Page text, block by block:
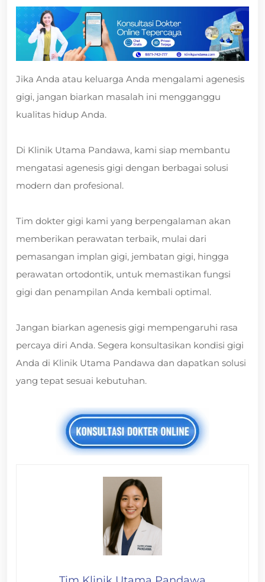
Jika Anda atau keluarga Anda mengalami agenesis
gigi, jangan biarkan masalah ini mengganggu
kualitas hidup Anda.
Di Klinik Utama Pandawa, kami siap membantu
mengatasi agenesis gigi dengan berbagai solusi
modern dan profesional.
Tim dokter gigi kami yang berpengalaman akan
memberikan perawatan terbaik, mulai dari
pemasangan implan gigi, jembatan gigi, hingga
perawatan ortodontik, untuk memastikan fungsi
gigi dan penampilan Anda kembali optimal.
Jangan biarkan agenesis gigi mempengaruhi rasa
percaya diri Anda. Segera konsultasikan kondisi gigi
Anda di Klinik Utama Pandawa dan dapatkan solusi
yang tepat sesuai kebutuhan.